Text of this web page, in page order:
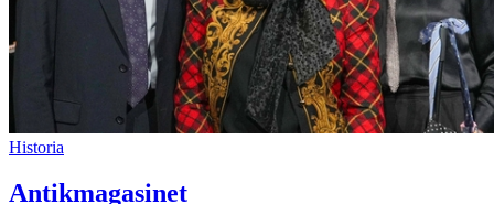
Historia
Antikmagasinet